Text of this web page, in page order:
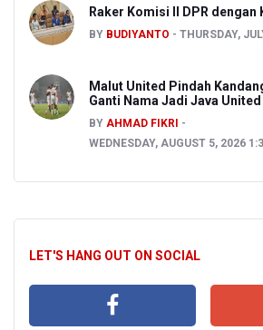
Raker Komisi II DPR dengan
BY BUDIYANTO THURSDAY,
Malut United Pindah
Ganti Nama Jadi Java United
BY AHMAD FIKRI
WEDNESDAY, AUGUST 5, 2026
LET'S HANG OUT ON SOCIAL